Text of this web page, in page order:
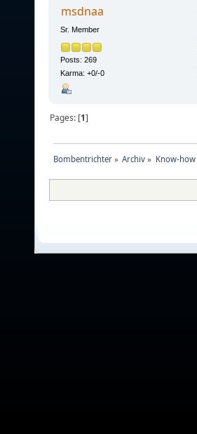
msdnaa
Sr. Member
Posts: 269
Karma: +0/-0
Pages: [1]
Bombentrichter» Archiv » Know-how